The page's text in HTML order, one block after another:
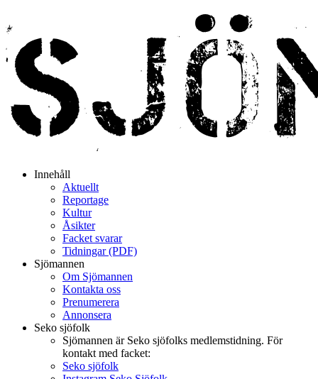
Innehåll
Aktuellt
Reportage
Kultur
Åsikter
Facket svarar
Tidningar (PDF)
Sjömannen
Om Sjömannen
Kontakta oss
Prenumerera
Annonsera
Seko sjöfolk
Sjömannen är Seko sjöfolks medlemstidning. För
kontakt med facket:
Seko sjöfolk